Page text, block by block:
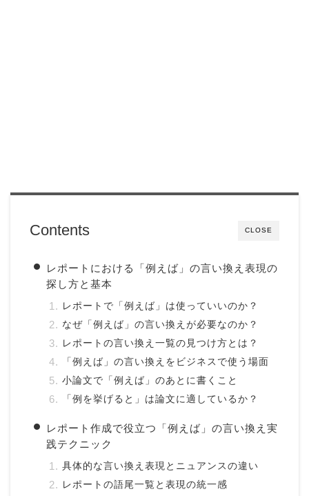
CLOSE
Contents
レポートにおける「例えば」の言い換え表現の
探し方と基本
レポートで「例えば」は使っていいのか？
なぜ「例えば」の言い換えが必要なのか？
レポートの言い換え一覧の見つけ方とは？
「例えば」の言い換えをビジネスで使う場面
小論文で「例えば」のあとに書くこと
「例を挙げると」は論文に適しているか？
レポート作成で役立つ「例えば」の言い換え実
践テクニック
具体的な言い換え表現とニュアンスの違い
レポートの語尾一覧と表現の統一感